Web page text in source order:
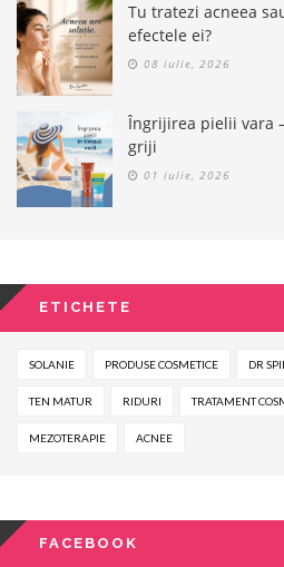
Tu tratezi acneea
efectele ei?
08 iulie, 2026
Îngrijirea pielii vara
griji
01 iulie, 2026
ETICHETE
SOLANIE PRODUSE COSMETICE DR
TEN MATUR RIDURI TRATAMENT
MEZOTERAPIE ACNEE
FACEBOOK